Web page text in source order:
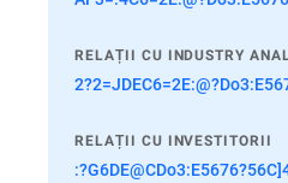
RELAȚII CU INDUSTRY
RELAȚII CU INVESTITORII